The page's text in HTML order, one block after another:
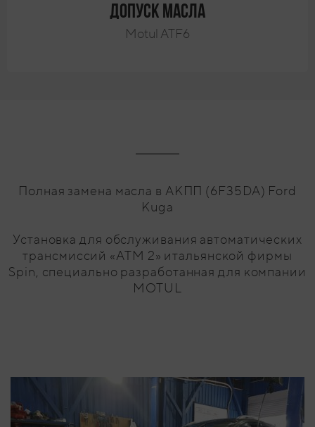
Допуск масла
Motul ATF6
Полная замена масла в АКПП (6F35DA) Ford
Kuga
Установка для обслуживания автоматических
трансмиссий «ATM 2» итальянской фирмы
Spin, специально разработанная для компании
MOTUL